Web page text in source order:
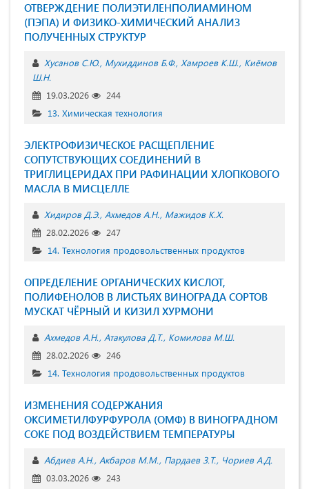
ОТВЕРЖДЕНИЕ ПОЛИЭТИЛЕНПОЛИАМИНОМ
(ПЭПА) И ФИЗИКО-ХИМИЧЕСКИЙ АНАЛИЗ
ПОЛУЧЕННЫХ СТРУКТУР
Хусанов С.Ю. Мухиддинов Б.Ф. Хамроев К.Ш. Киёмов
Ш.Н.
19.03.2026
244
13. Химическая технология
ЭЛЕКТРОФИЗИЧЕСКОЕ РАСЩЕПЛЕНИЕ
СОПУТСТВУЮЩИХ СОЕДИНЕНИЙ В
ТРИГЛИЦЕРИДАХ ПРИ РАФИНАЦИИ ХЛОПКОВОГО
МАСЛА В МИСЦЕЛЛЕ
Хидиров Д.Э. Ахмедов А.Н. Мажидов К.Х.
28.02.2026
247
14. Технология продовольственных продуктов
ОПРЕДЕЛЕНИЕ ОРГАНИЧЕСКИХ КИСЛОТ,
ПОЛИФЕНОЛОВ В ЛИСТЬЯХ ВИНОГРАДА СОРТОВ
МУСКАТ ЧЁРНЫЙ И КИЗИЛ ХУРМОНИ
Ахмедов А.Н. Атакулова Д.Т. Комилова М.Ш.
28.02.2026
246
14. Технология продовольственных продуктов
ИЗМЕНЕНИЯ CОДЕРЖАНИЯ
ОКCИМЕТИЛФУРФУРОЛА (ОМФ) В ВИНОГРАДНОМ
CОКЕ ПОД ВОЗДЕЙCТВИЕМ ТЕМПЕРАТУРЫ
Абдиев А.Н. Акбаров М.М. Пардаев З.Т. Чориев А.Д.
03.03.2026
243